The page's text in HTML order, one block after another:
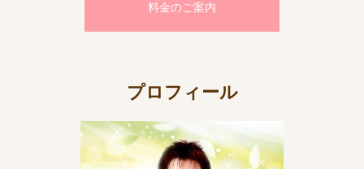
料金のご案内
プロフィール